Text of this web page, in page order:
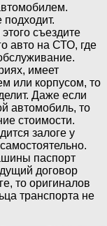
съездите
авто на СТО, где
имеет
или корпусом, то
Даже если
автомобиль, то
стоимости.
залоге у
паспорт
договор
то оригиналов
транспорта не